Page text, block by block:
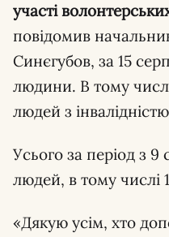
участі
повідомив
Синєгубов, за 15
людини. В тому
людей з
Усього за період з
людей, в тому числі
«Дякую усім, хто